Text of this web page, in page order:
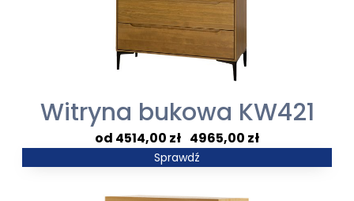
Witryna bukowa KW421
4514,00 zł 4965,00 zł
Zakres
4514,00 zł
Sprawdź